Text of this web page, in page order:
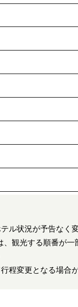
ル状況が予告なく
、観光する順番が
程変更となる場合